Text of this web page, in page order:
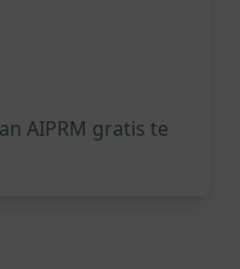
AIPRM gratis te